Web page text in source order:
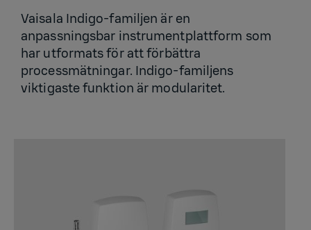
Vaisala Indigo-familjen är en
anpassningsbar instrumentplattform som
har utformats för att förbättra
processmätningar. Indigo-familjens
viktigaste funktion är modularitet.